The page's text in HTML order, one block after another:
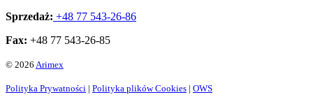
Sprzedaż: +48 77 543-26-86
Fax: +48 77 543-26-85
© 2026 Arimex
Polityka Prywatności | Polityka plików Cookies | OWS